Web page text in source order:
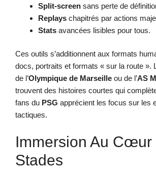
Split-screen sans perte de
Replays chapitrés par actions
Stats avancées lisibles pour tous.
Ces outils s’additionnent aux formats
docs, portraits et formats « sur la route ».
de l’Olympique de Marseille ou de l’AS
trouvent des histoires courtes qui
fans du PSG apprécient les focus sur les
tactiques.
Immersion Au Cœur
Stades